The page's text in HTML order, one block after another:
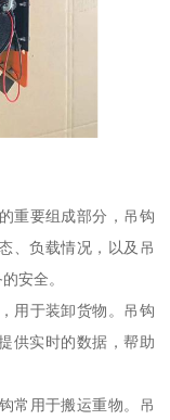
重要组成部分，吊钩
、负载情况，以及吊
安全。
用于装卸货物。吊钩
供实时的数据，帮助
常用于搬运重物。吊